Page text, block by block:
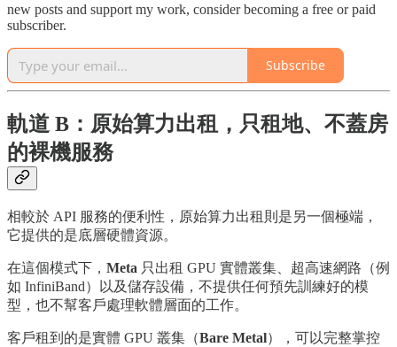
new posts and support my work, consider becoming a free or paid
subscriber.
Subscribe
軌道 B：原始算力出租，只租地、不蓋房
的裸機服務
相較於 API 服務的便利性，原始算力出租則是另一個極端，
它提供的是底層硬體資源。
在這個模式下， Meta 只出租 GPU 實體叢集、超高速網路（例
如 InfiniBand）以及儲存設備，不提供任何預先訓練好的模
型，也不幫客戶處理軟體層面的工作。
客戶租到的是實體 GPU 叢集（Bare Metal），可以完整掌控